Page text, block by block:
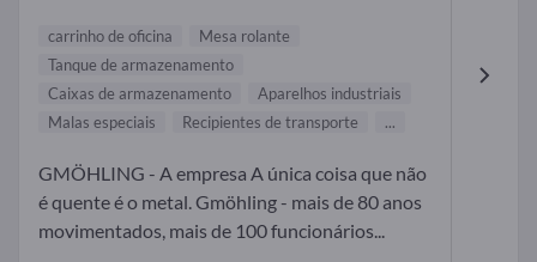
carrinho de oficina
Mesa rolante
Tanque de armazenamento
Caixas de armazenamento
Aparelhos industriais
Malas especiais
Recipientes de transporte ...
GMÖHLING - A empresa A única coisa que não
é quente é o metal. Gmöhling - mais de 80 anos
movimentados, mais de 100 funcionários...